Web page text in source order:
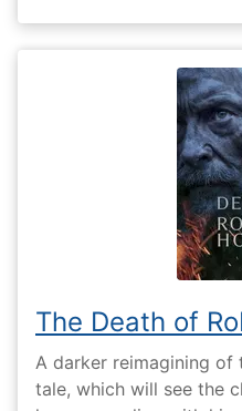
The Death of
A darker reimagining of
tale, which will see the